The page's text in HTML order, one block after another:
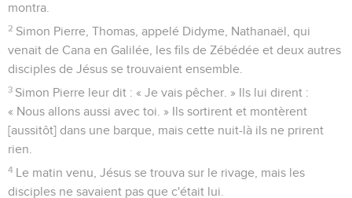
montra.
2 Simon Pierre, Thomas, appelé Didyme, Nathanaël, qui
venait de Cana en Galilée, les fils de Zébédée et deux autres
disciples de Jésus se trouvaient ensemble.
3 Simon Pierre leur dit : « Je vais pêcher. » Ils lui dirent :
« Nous allons aussi avec toi. » Ils sortirent et montèrent
[aussitôt] dans une barque, mais cette nuit-là ils ne prirent
rien.
4 Le matin venu, Jésus se trouva sur le rivage, mais les
disciples ne savaient pas que c'était lui.